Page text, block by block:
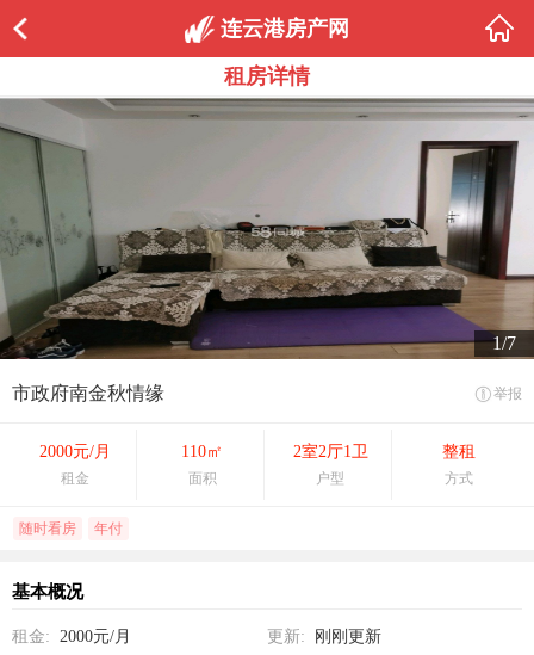
连云港房产网
租房详情
1/7
市政府南金秋情缘 举报
2000元/月
租金
110㎡
面积
2室2厅1卫
户型
整租
方式
随时看房 年付
基本概况
租金: 2000元/月 更新:
刚刚更新